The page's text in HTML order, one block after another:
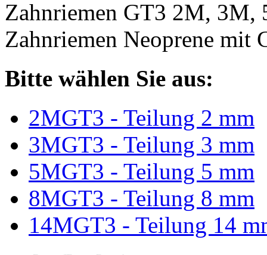
Zahnriemen GT3 2M, 3M,
Zahnriemen Neoprene mit
Bitte wählen Sie aus:
2MGT3 - Teilung 2 mm
3MGT3 - Teilung 3 mm
5MGT3 - Teilung 5 mm
8MGT3 - Teilung 8 mm
14MGT3 - Teilung 14